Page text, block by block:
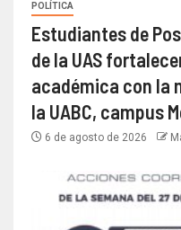
POLÍTICA
Estudiantes de
de la UAS
académica con la
la UABC, campus
6 de agosto de 2026